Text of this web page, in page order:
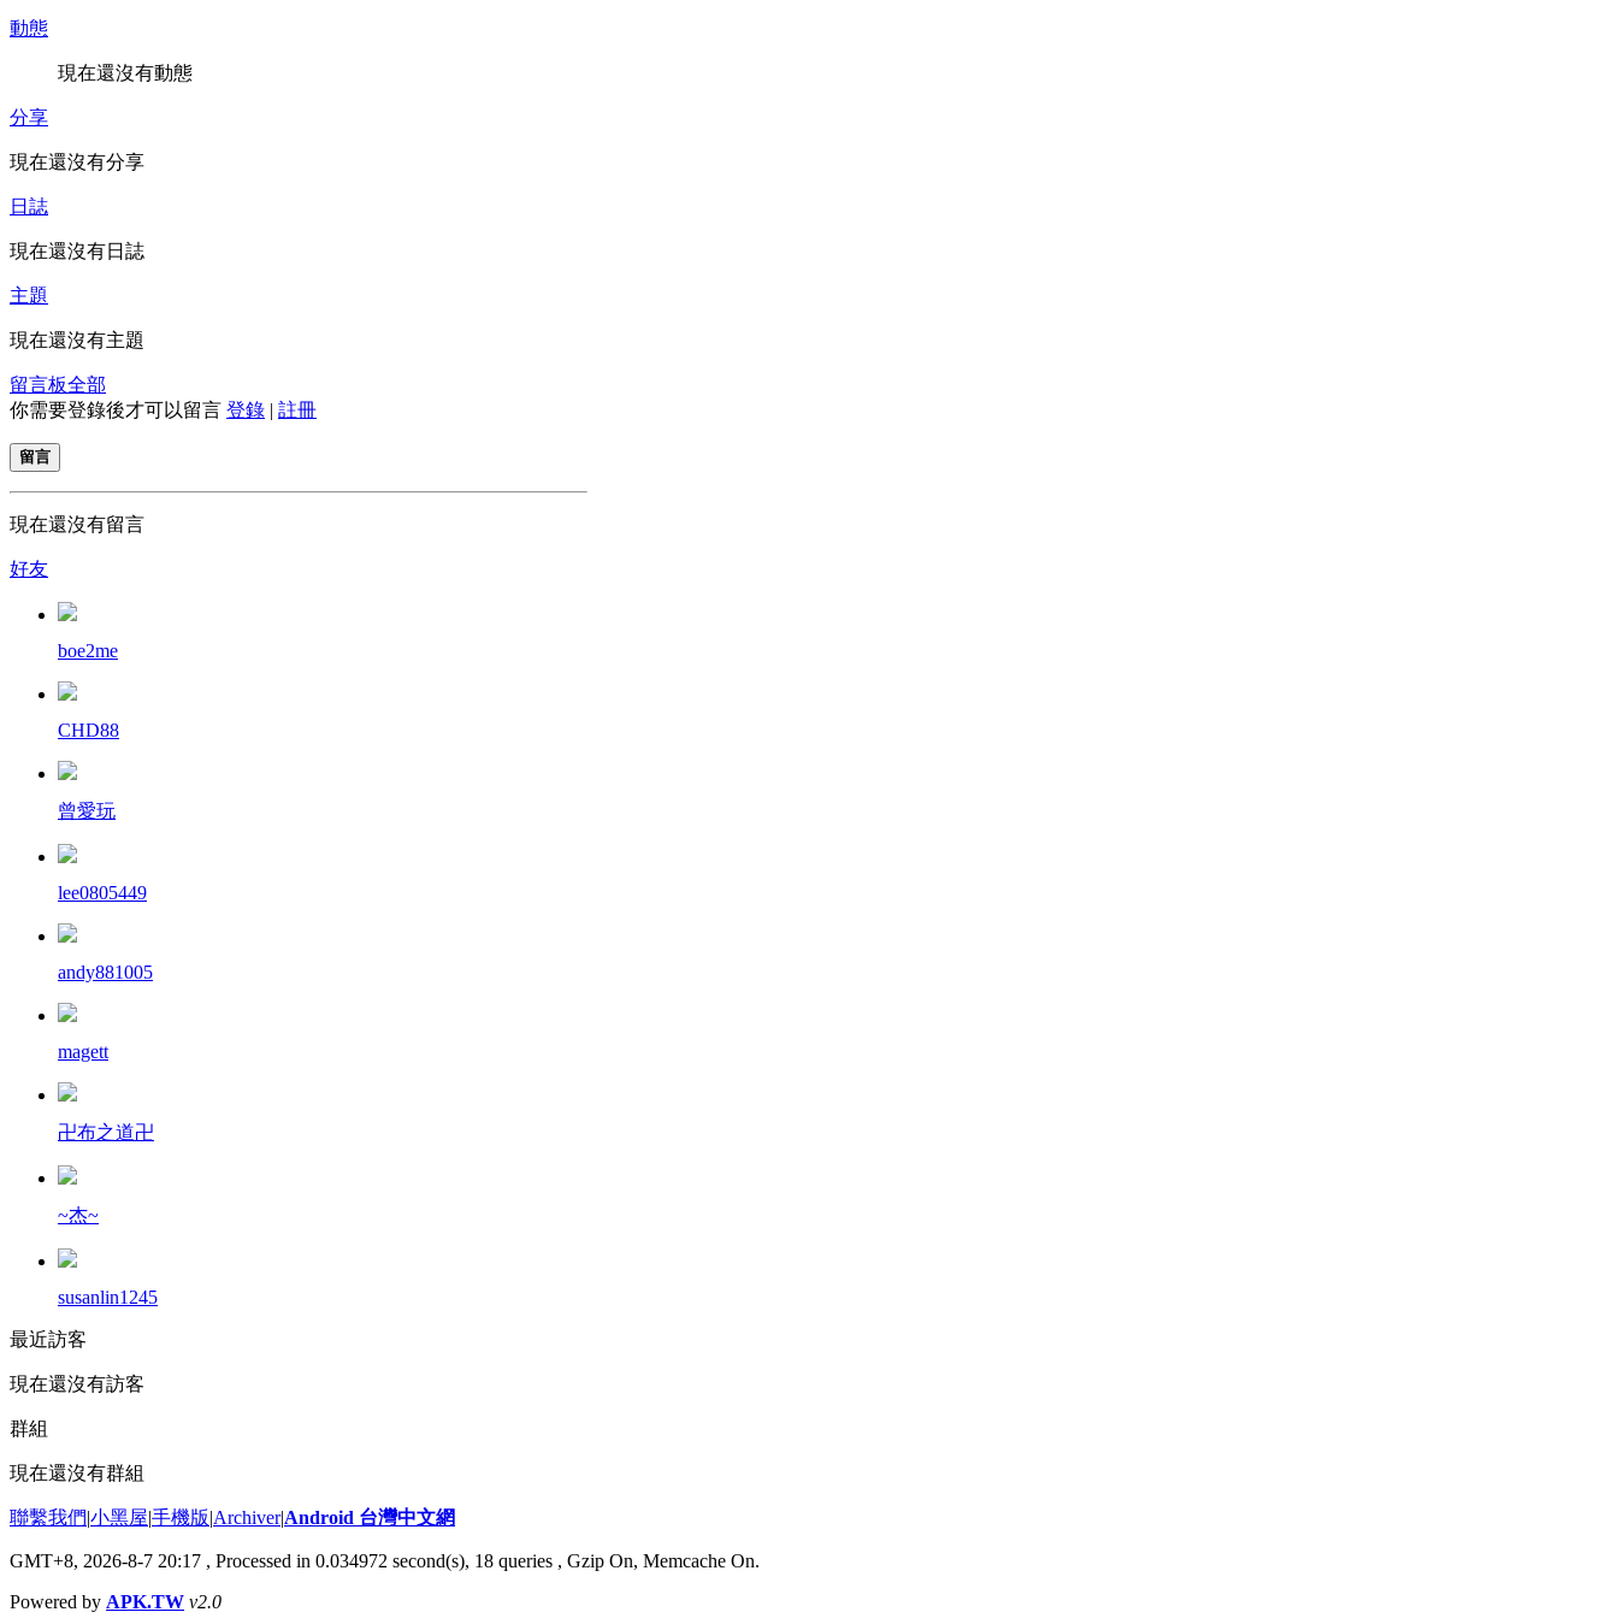
動態
現在還沒有動態
分享
現在還沒有分享
日誌
現在還沒有日誌
主題
現在還沒有主題
留言板全部
你需要登錄後才可以留言 登錄 | 註冊
留言
現在還沒有留言
好友
boe2me
CHD88
曾愛玩
lee0805449
andy881005
magett
卍布之道卍
~杰~
susanlin1245
最近訪客
現在還沒有訪客
群組
現在還沒有群組
聯繫我們|小黑屋|手機版|Archiver|Android 台灣中文網
GMT+8, 2026-8-7 20:17 , Processed in 0.034972 second(s), 18 queries , Gzip On, Memcache On.
Powered by APK.TW v2.0